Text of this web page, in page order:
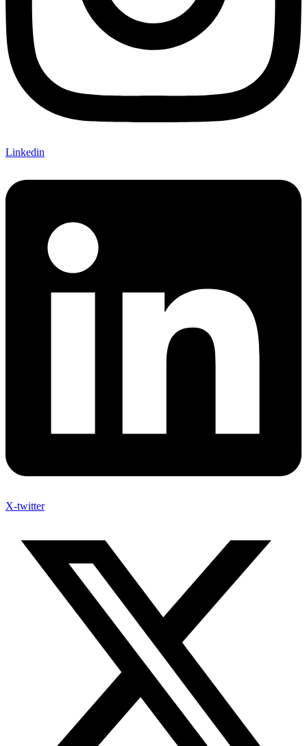
Linkedin
X-twitter